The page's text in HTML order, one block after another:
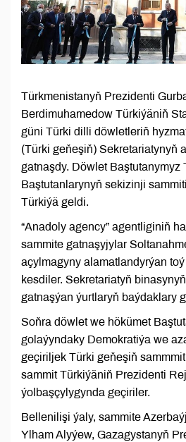
Türkmenistanyň Prezidenti
Berdimuhamedow Türkiýäniň
güni Türki dilli döwletleriň
(Türki geňeşiň) Sekretariatynyň
gatnaşdy. Döwlet Baştutanymyz
Baştutanlarynyň sekizinji
Türkiýä geldi.
“Anadoly agency” agentliginiň
sammite gatnaşyjylar
açylmagyny alamatlandyrýan
kesdiler. Sekretariatyň
gatnaşýan ýurtlaryň baýdaklary
Soňra döwlet we hökümet
golaýyndaky Demokratiýa we
geçiriljek Türki geňeşiň
sammit Türkiýäniň Prezidenti
ýolbaşçylygynda geçiriler.
Bellenilişi ýaly, sammite
Ylham Alyýew, Gazagystanyň